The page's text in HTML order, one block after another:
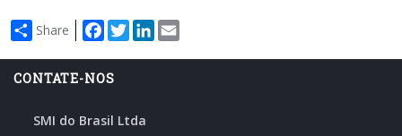
Share Facebook
TwitterLinkedIn
CONTATE-NOS
SMI do Brasil Ltda